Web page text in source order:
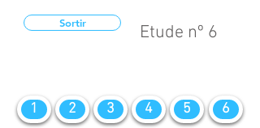
Sortir Etude nº 6
1 2 3 4 5 6